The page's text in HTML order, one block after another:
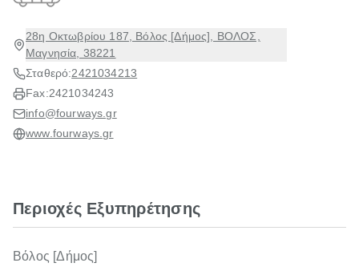
28η Οκτωβρίου 187, Βόλος [Δήμος], ΒΟΛΟΣ,
Μαγνησία, 38221
Σταθερό:2421034213
Fax:2421034243
info@fourways.gr
www.fourways.gr
Περιοχές Εξυπηρέτησης
Βόλος [Δήμος]